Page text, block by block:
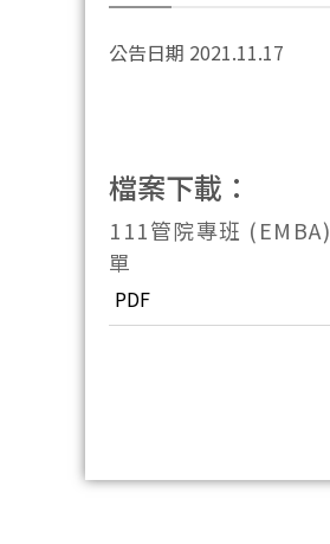
公告日期 2021.11.17
檔案下載：
111管院專班
單
PDF